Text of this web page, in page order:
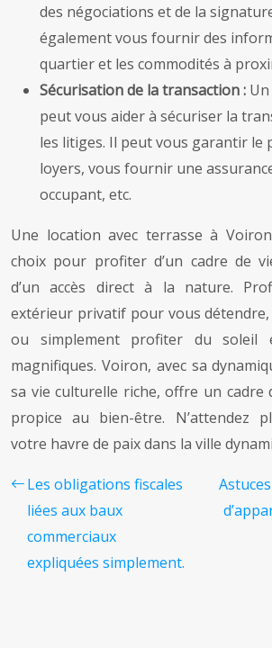
des négociations et de la
également vous fournir des
quartier et les commodités à
Sécurisation de la transaction :
peut vous aider à sécuriser la
les litiges. Il peut vous garantir le
loyers, vous fournir une
occupant, etc.
Une location avec terrasse à
choix pour profiter d’un cadre de
d’un accès direct à la nature.
extérieur privatif pour vous détendre,
ou simplement profiter du soleil
magnifiques. Voiron, avec sa
sa vie culturelle riche, offre un cadre
propice au bien-être. N’attendez
votre havre de paix dans la ville
Les obligations fiscales
liées aux baux
commerciaux
expliquées simplement.